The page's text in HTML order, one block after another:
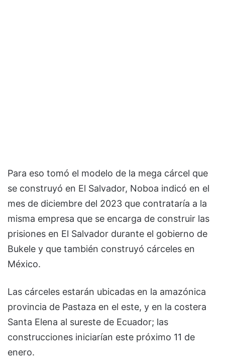
Para eso tomó el modelo de la mega cárcel que
se construyó en El Salvador, Noboa indicó en el
mes de diciembre del 2023 que contrataría a la
misma empresa que se encarga de construir las
prisiones en El Salvador durante el gobierno de
Bukele y que también construyó cárceles en
México.
Las cárceles estarán ubicadas en la amazónica
provincia de Pastaza en el este, y en la costera
Santa Elena al sureste de Ecuador; las
construcciones iniciarían este próximo 11 de
enero.